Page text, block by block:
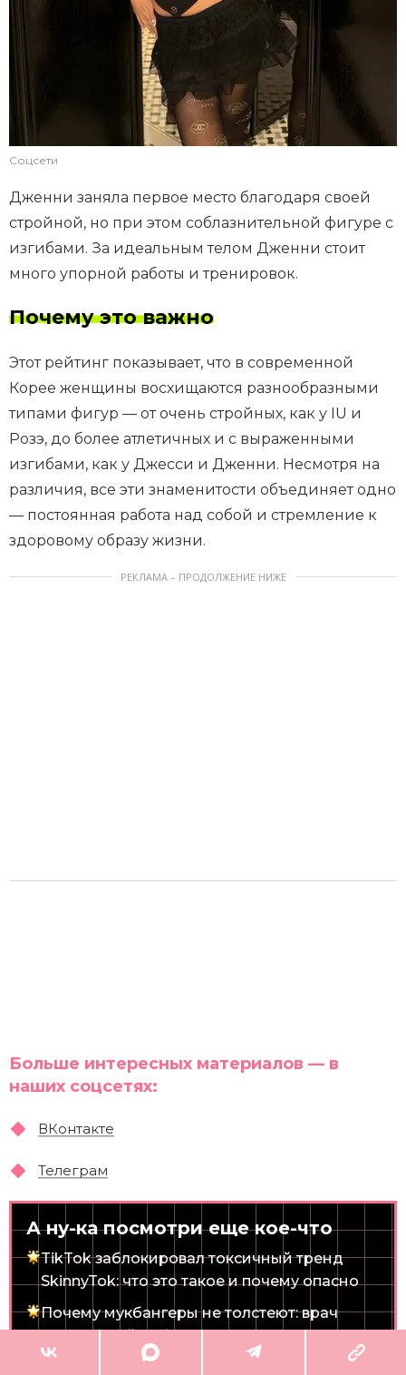
Соцсети
Дженни заняла первое место благодаря своей
стройной, но при этом соблазнительной фигуре с
изгибами. За идеальным телом Дженни стоит
много упорной работы и тренировок.
Почему это важно
Этот рейтинг показывает, что в современной
Корее женщины восхищаются разнообразными
типами фигур — от очень стройных, как у IU и
Розэ, до более атлетичных и с выраженными
изгибами, как у Джесси и Дженни. Несмотря на
различия, все эти знаменитости объединяет одно
— постоянная работа над собой и стремление к
здоровому образу жизни.
РЕКЛАМА – ПРОДОЛЖЕНИЕ НИЖЕ
Больше интересных материалов — в
наших соцсетях:
ВКонтакте
Телеграм
А ну-ка посмотри еще кое-что
TikTok заблокировал токсичный тренд
SkinnyTok: что это такое и почему опасно
Почему мукбангеры не толстеют: врач